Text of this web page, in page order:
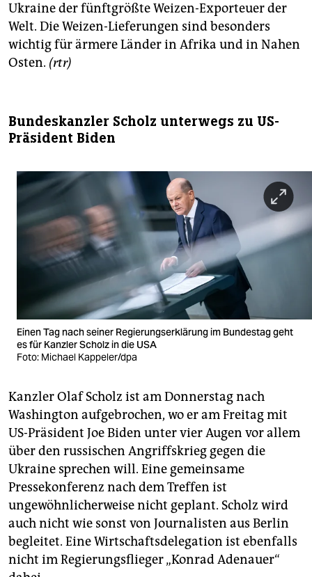
Ukraine der fünftgrößte Weizen-Exporteuer der
Welt. Die Weizen-Lieferungen sind besonders
wichtig für ärmere Länder in Afrika und in Nahen
Osten. (rtr)
Bundeskanzler Scholz unterwegs zu US-
Präsident Biden
Einen Tag nach seiner Regierungserklärung im Bundestag geht
es für Kanzler Scholz in die USA
Foto: Michael Kappeler/dpa
Kanzler Olaf Scholz ist am Donnerstag nach
Washington aufgebrochen, wo er am Freitag mit
US-Präsident Joe Biden unter vier Augen vor allem
über den russischen Angriffskrieg gegen die
Ukraine sprechen will. Eine gemeinsame
Pressekonferenz nach dem Treffen ist
ungewöhnlicherweise nicht geplant. Scholz wird
auch nicht wie sonst von Journalisten aus Berlin
begleitet. Eine Wirtschaftsdelegation ist ebenfalls
nicht im Regierungsflieger „Konrad Adenauer“